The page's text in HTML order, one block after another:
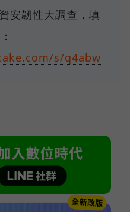
安韌性大調查，填
s/q4abw